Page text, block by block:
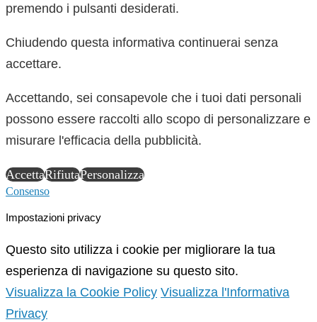
premendo i pulsanti desiderati.
Chiudendo questa informativa continuerai senza
accettare.
Accettando, sei consapevole che i tuoi dati personali
possono essere raccolti allo scopo di personalizzare e
misurare l'efficacia della pubblicità.
AccettaRifiutaPersonalizza
Consenso
Impostazioni privacy
Questo sito utilizza i cookie per migliorare la tua
esperienza di navigazione su questo sito.
Visualizza la Cookie Policy Visualizza l'Informativa
Privacy